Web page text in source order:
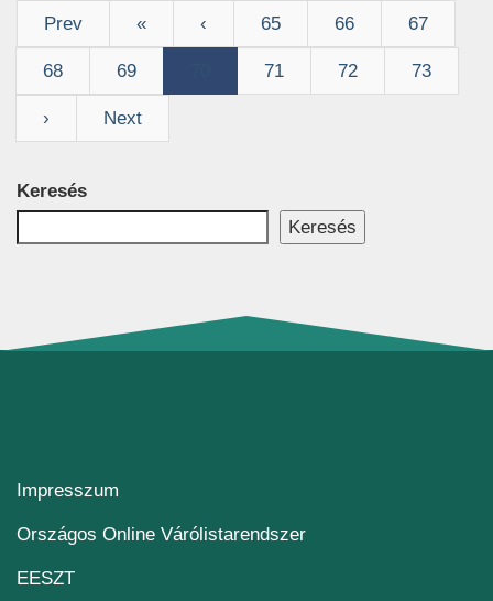
Prev « ‹ 65 66 67
68 69 71 72 73
› Next
Keresés
Keresés
Impresszum
Országos Online Várólistarendszer(új ablakban nyílik
EESZT(új ablakban nyílik meg)